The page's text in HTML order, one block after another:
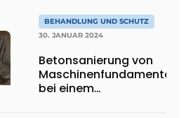
BEHANDLUNG UND SCHUTZ
30. JANUAR 2024
Betonsanierung von
Maschinenfundamenten
bei einem